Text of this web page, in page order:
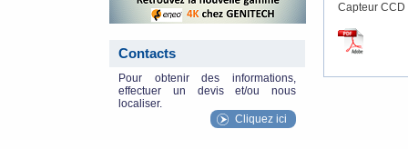
Contacts
Pour obtenir des informations,
effectuer un devis et/ou nous
localiser.
Cliquez ici
Capteur